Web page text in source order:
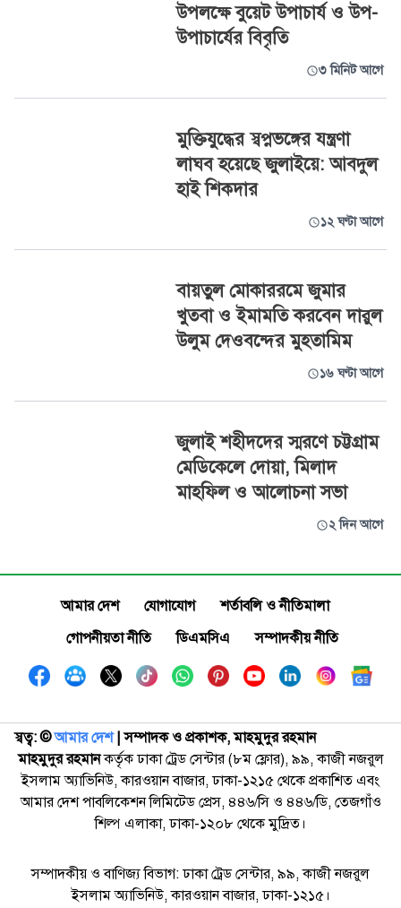
উপলক্ষে বুয়েট উপাচার্য ও উপ-
উপাচার্যের বিবৃতি
৩ মিনিট আগে
মুক্তিযুদ্ধের স্বপ্নভঙ্গের যন্ত্রণা
লাঘব হয়েছে জুলাইয়ে: আবদুল
হাই শিকদার
১২ ঘণ্টা আগে
বায়তুল মোকাররমে জুমার
খুতবা ও ইমামতি করবেন দারুল
উলুম দেওবন্দের মুহতামিম
১৬ ঘণ্টা আগে
জুলাই শহীদদের স্মরণে চট্টগ্রাম
মেডিকেলে দোয়া, মিলাদ
মাহফিল ও আলোচনা সভা
২ দিন আগে
আমার দেশ যোগাযোগ
শর্তাবলি ও নীতিমালা
গোপনীয়তা নীতি
ডিএমসিএ সম্পাদকীয় নীতি
স্বত্ব: ©️আমার দেশ| সম্পাদক ও প্রকাশক, মাহমুদুর রহমান
মাহমুদুর রহমানকর্তৃক ঢাকা ট্রেড সেন্টার (৮ম ফ্লোর), ৯৯, কাজী নজরুল
ইসলাম অ্যাভিনিউ, কারওয়ান বাজার, ঢাকা-১২১৫ থেকে প্রকাশিত এবং
আমার দেশ পাবলিকেশন লিমিটেড প্রেস, ৪৪৬/সি ও ৪৪৬/ডি, তেজগাঁও
শিল্প এলাকা, ঢাকা-১২০৮ থেকে মুদ্রিত।
সম্পাদকীয় ও বাণিজ্য বিভাগ: ঢাকা ট্রেড সেন্টার, ৯৯, কাজী নজরুল
ইসলাম অ্যাভিনিউ, কারওয়ান বাজার, ঢাকা-১২১৫।